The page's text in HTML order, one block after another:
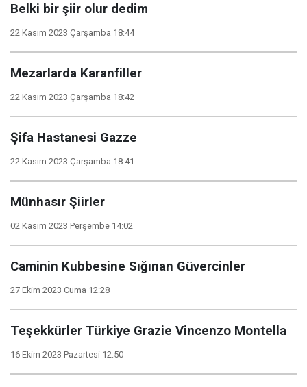
Belki bir şiir olur dedim
22 Kasım 2023 Çarşamba 18:44
Mezarlarda Karanfiller
22 Kasım 2023 Çarşamba 18:42
Şifa Hastanesi Gazze
22 Kasım 2023 Çarşamba 18:41
Münhasır Şiirler
02 Kasım 2023 Perşembe 14:02
Caminin Kubbesine Sığınan Güvercinler
27 Ekim 2023 Cuma 12:28
Teşekkürler Türkiye Grazie Vincenzo Montella
16 Ekim 2023 Pazartesi 12:50